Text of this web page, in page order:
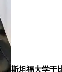
斯坦福大学于